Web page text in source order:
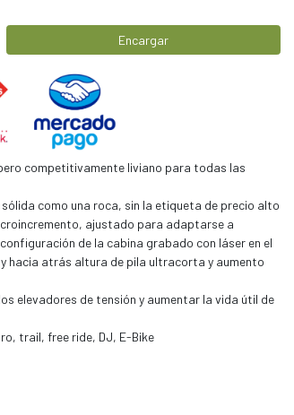
Encargar
competitivamente liviano para todas las
como una roca, sin la etiqueta de precio alto
ajustado para adaptarse a
de la cabina grabado con láser en el
hacia atrás altura de pila ultracorta y aumento
elevadores de tensión y aumentar la vida útil de
trail, free ride, DJ, E-Bike